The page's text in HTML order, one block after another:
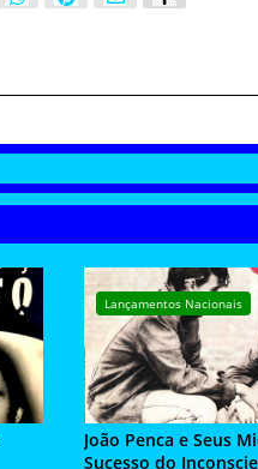
Lançamentos Nacionais
João Penca e Seus
Sucesso do